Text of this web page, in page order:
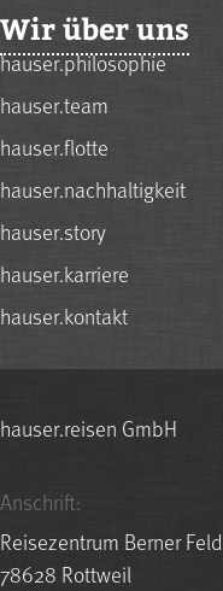
Wir über uns
hauser.philosophie
hauser.team
hauser.flotte
hauser.nachhaltigkeit
hauser.story
hauser.karriere
hauser.kontakt
hauser.reisen GmbH
Anschrift:
Reisezentrum Berner Feld
78628 Rottweil